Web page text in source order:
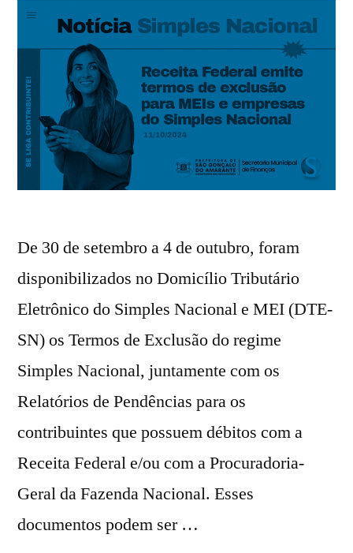
De 30 de setembro a 4 de outubro, foram
disponibilizados no Domicílio Tributário
Eletrônico do Simples Nacional e MEI (DTE-
SN) os Termos de Exclusão do regime
Simples Nacional, juntamente com os
Relatórios de Pendências para os
contribuintes que possuem débitos com a
Receita Federal e/ou com a Procuradoria-
Geral da Fazenda Nacional. Esses
documentos podem ser …